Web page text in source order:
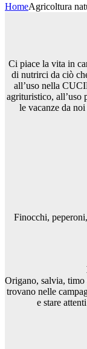
HomeAgricoltura
Ci piace la vita in
di nutrirci da ciò
all’uso nella
agrituristico, all’uso
le vacanze da
Finocchi,
Origano, salvia,
trovano nelle
e stare